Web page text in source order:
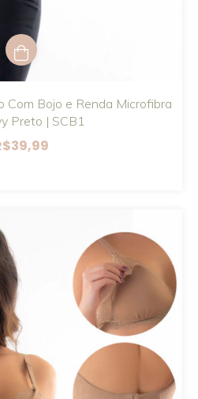
Com Bojo e Renda Microfibra
Preto | SCB1